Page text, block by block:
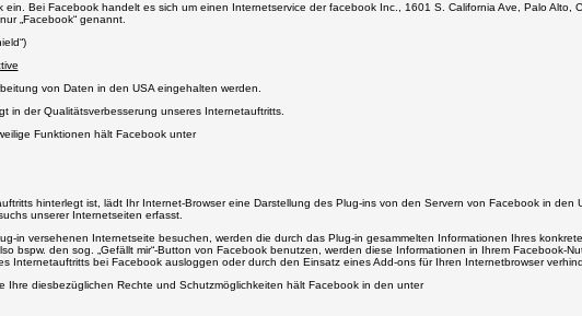
Bei Facebook handelt es sich um einen Internetservice der facebook Inc., 1601 S. California Ave, Palo Alto,
„Facebook“ genannt.
von Daten in den USA eingehalten werden.
in der Qualitätsverbesserung unseres Internetauftritts.
Funktionen hält Facebook unter
hinterlegt ist, lädt Ihr Internet-Browser eine Darstellung des Plug-ins von den Servern von Facebook in
unserer Internetseiten erfasst.
in versehenen Internetseite besuchen, werden die durch das Plug-in gesammelten Informationen Ihres
bspw. den sog. „Gefällt mir“-Button von Facebook benutzen, werden diese Informationen in Ihrem Facebook-
Internetauftritts bei Facebook ausloggen oder durch den Einsatz eines Add-ons für Ihren Internetbrowser
diesbezüglichen Rechte und Schutzmöglichkeiten hält Facebook in den unter